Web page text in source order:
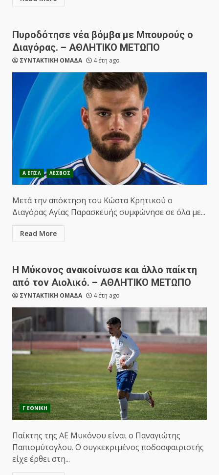
Πυροδότησε νέα βόμβα με Μπουρούς ο
Διαγόρας. – ΑΘΛΗΤΙΚΟ ΜΕΤΩΠΟ
ΣΥΝΤΑΚΤΙΚΗ ΟΜΑΔΑ 4 έτη ago
Α ΕΠΣΛ ΛΕΣΒΟΣ
Μετά την απόκτηση του Κώστα Κρητικού ο
Διαγόρας Αγίας Παρασκευής συμφώνησε σε όλα με...
Read More
Η Μύκονος ανακοίνωσε και άλλο παίκτη
από τον Αιολικό. – ΑΘΛΗΤΙΚΟ ΜΕΤΩΠΟ
ΣΥΝΤΑΚΤΙΚΗ ΟΜΑΔΑ 4 έτη ago
Γ ΕΘΝΙΚΗ
Παίκτης της ΑΕ Μυκόνου είναι ο Παναγιώτης
Παπιομύτογλου. Ο συγκεκριμένος ποδοσφαιριστής
είχε έρθει στη...